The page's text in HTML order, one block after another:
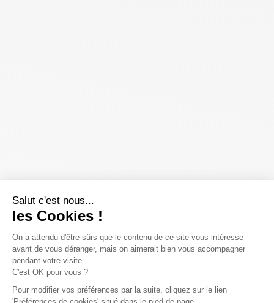
Salut c'est nous...
les Cookies !
On a attendu d'être sûrs que le contenu de ce site vous intéresse
avant de vous déranger, mais on aimerait bien vous accompagner
pendant votre visite...
C'est OK pour vous ?
Pour modifier vos préférences par la suite, cliquez sur le lien
'Préférences de cookies' situé dans le pied de page.